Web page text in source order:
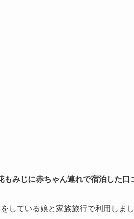
もみじに赤ちゃん連れで宿泊した口
している娘と家族旅行で利用しまし